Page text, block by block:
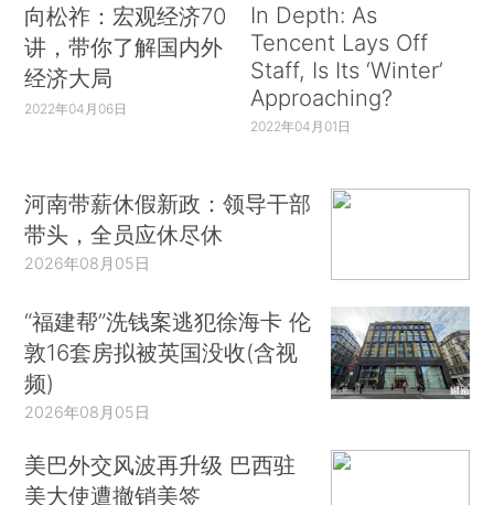
向松祚：宏观经济70
讲，带你了解国内外
经济大局
2022年04月06日
In Depth: As
Tencent Lays Off
Staff, Is Its ‘Winter’
Approaching?
2022年04月01日
河南带薪休假新政：领导干部
带头，全员应休尽休
2026年08月05日
“福建帮”洗钱案逃犯徐海卡 伦
敦16套房拟被英国没收(含视
频)
2026年08月05日
美巴外交风波再升级 巴西驻
美大使遭撤销美签